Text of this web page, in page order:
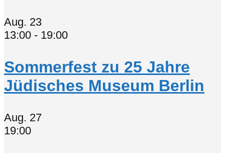
Aug. 23
13:00 - 19:00
Sommerfest zu 25 Jahre
Jüdisches Museum Berlin
Aug. 27
19:00